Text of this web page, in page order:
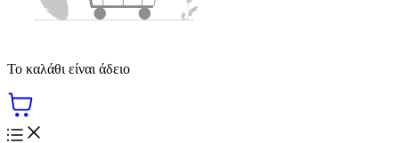
Το καλάθι είναι άδειο